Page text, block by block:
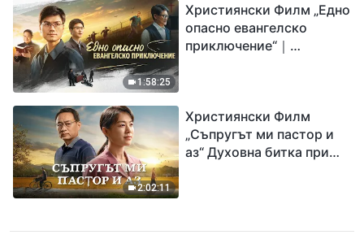
1:58:25
Християнски Филм „Едно
опасно евангелско
приключение“｜
Исус
2:02:11
Християнски Филм
„Съпругът ми пастор и
аз“ Духовна битка при